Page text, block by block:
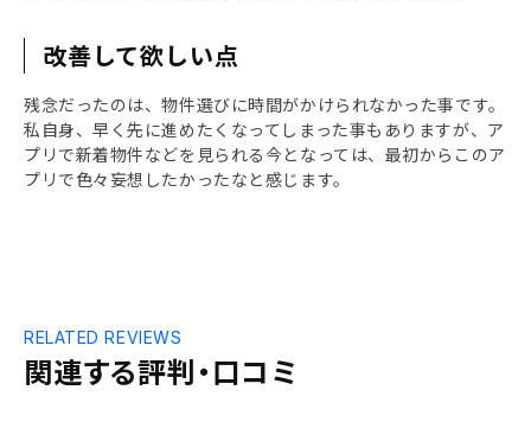
改善して欲しい点
残念だったのは、物件選びに時間がかけられなかった事です。
私自身、早く先に進めたくなってしまった事もありますが、ア
プリで新着物件などを見られる今となっては、最初からこのア
プリで色々妄想したかったなと感じます。
関連する評判・口コミ
RELATED REVIEWS